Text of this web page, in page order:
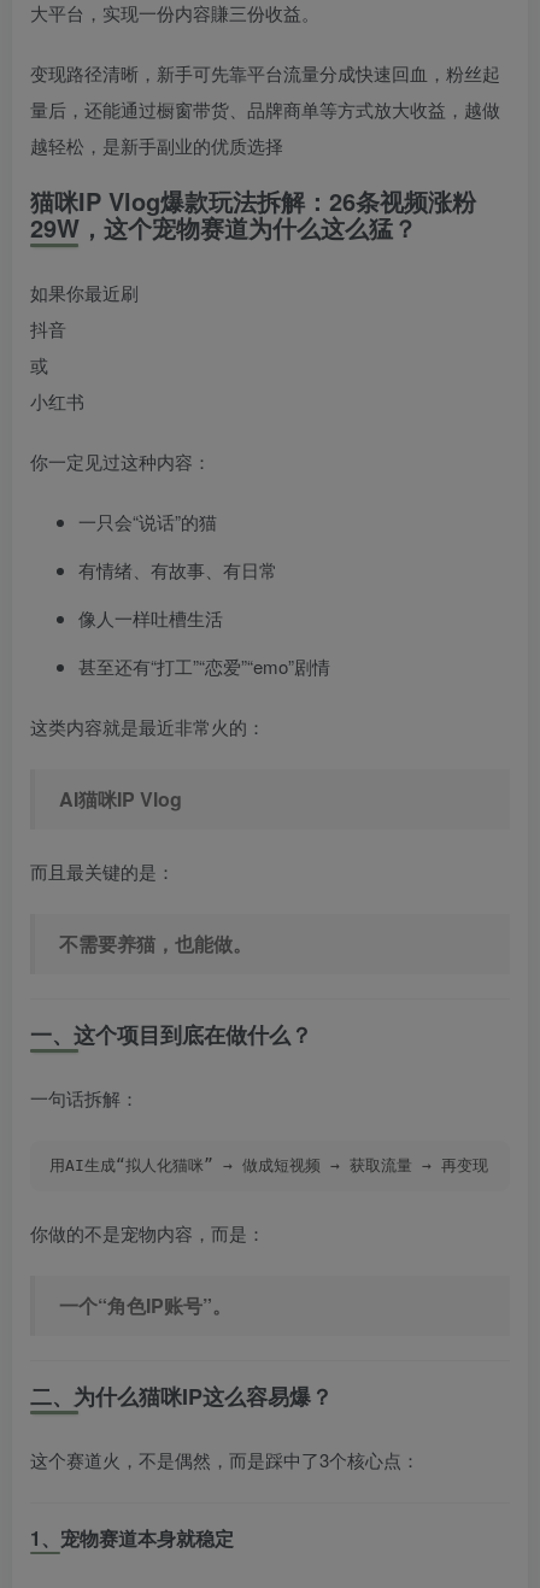
大平台，实现一份内容賺三份收益。
变现路径清晰，新手可先靠平台流量分成快速回血，粉丝起
量后，还能通过橱窗带货、品牌商单等方式放大收益，越做
越轻松，是新手副业的优质选择
猫咪IP Vlog爆款玩法拆解：26条视频涨粉
29W，这个宠物赛道为什么这么猛？
如果你最近刷
抖音
或
小红书
你一定见过这种内容：
一只会“说话”的猫
有情绪、有故事、有日常
像人一样吐槽生活
甚至还有“打工”“恋爱”“emo”剧情
这类内容就是最近非常火的：
AI猫咪IP Vlog
而且最关键的是：
不需要养猫，也能做。
一、这个项目到底在做什么？
一句话拆解：
用AI生成“拟人化猫咪” → 做成短视频 → 获取流量 → 再变现
你做的不是宠物内容，而是：
一个“角色IP账号”。
二、为什么猫咪IP这么容易爆？
这个赛道火，不是偶然，而是踩中了3个核心点：
1、宠物赛道本身就稳定